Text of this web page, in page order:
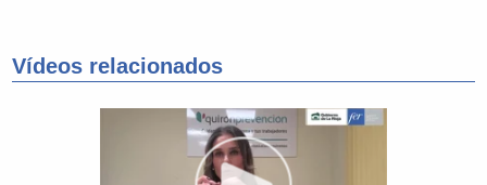
Vídeos relacionados